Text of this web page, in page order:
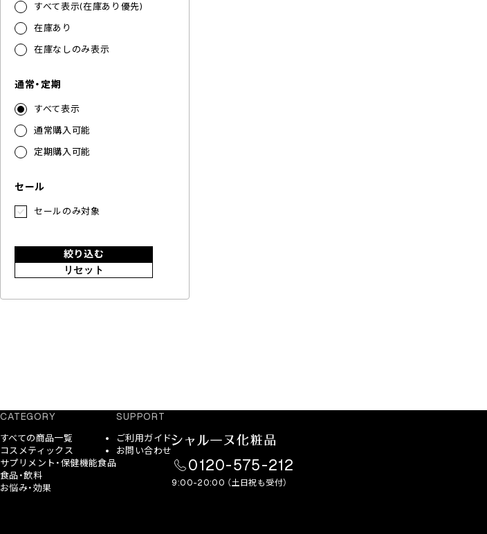
すべて表示(在庫あり優先)
在庫あり
在庫なしのみ表示
通常・定期
すべて表示
通常購入可能
定期購入可能
セール
セールのみ対象
絞り込む
リセット
CATEGORY
すべての商品一覧
コスメティックス
サプリメント・保健機能食品
食品・飲料
お悩み・効果
SUPPORT
ご利用ガイド
お問い合わせ
0120-575-212
9:00-20:00 （土日祝も受付）